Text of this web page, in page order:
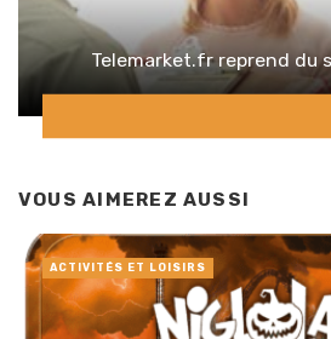
Telemarket.fr reprend du
VOUS AIMEREZ AUSSI
ACTIVITÉS ET LOISIRS